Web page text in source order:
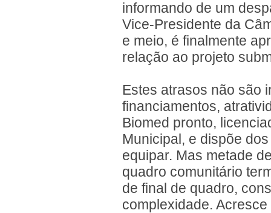
informando de um
Vice-Presidente da
e meio, é finalmente
relação ao projeto
Estes atrasos não são
financiamentos,
Biomed pronto,
Municipal, e dispõe
equipar. Mas metade
quadro comunitário
de final de quadro,
complexidade.